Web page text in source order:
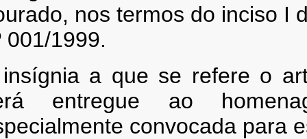
nos termos do inciso I
001/1999.
a que se refere o
entregue ao
convocada para